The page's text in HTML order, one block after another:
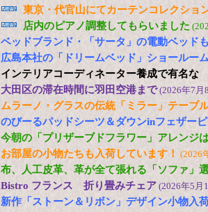
東京・代官山にてカーテンコレクショ
店内のピアノ調整してもらいました
ベッドブランド・「サータ」の電動ベッド
広島本社の「ドリームベッド」ショールー
インテリアコーディネーター養成で有名
大田区の滞在時間に羽田空港まで(2026年7月
ムラーノ・グラスの伝統「ミラー」テーブ
のびーるパッドシーツ＆ダウンinフェザー
今朝の「プリザーブドフラワー」アレンジ
お部屋の小物たちも入荷しています！ (2026
布、人工皮革、革が全て張れる「ソファ」
Bistro フランス 折り畳みチェア (2026年5月
新作「ストーン＆リボン」デザイン小物入